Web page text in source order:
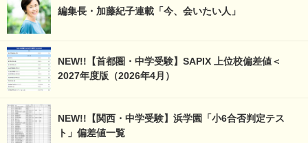
編集長・加藤紀子連載「今、会いたい人」
NEW!!【首都圏・中学受験】SAPIX 上位校偏差値＜
2027年度版（2026年4月）
NEW!!【関西・中学受験】浜学園「小6合否判定テス
ト」偏差値一覧